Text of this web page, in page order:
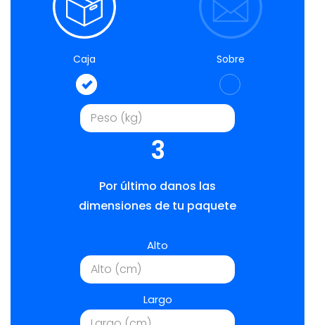
Caja Sobre
3
Por último danos las
dimensiones de tu paquete
Alto
Largo